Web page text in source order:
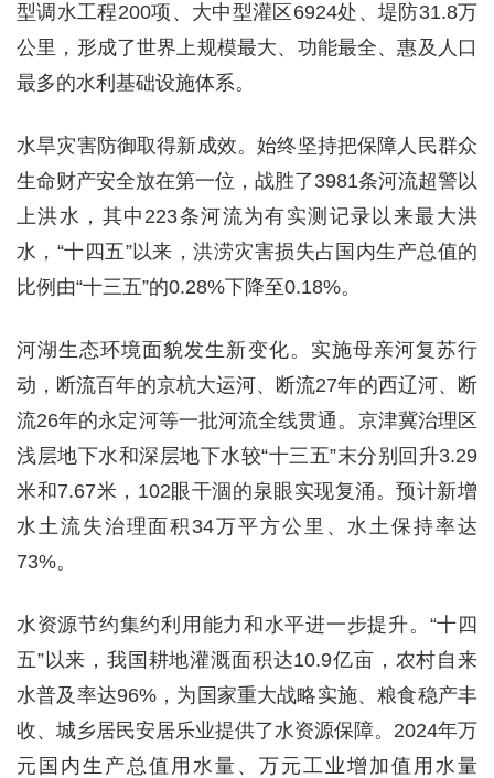
型调水工程200项、大中型灌区6924处、堤防31.8万
公里，形成了世界上规模最大、功能最全、惠及人口
最多的水利基础设施体系。
水旱灾害防御取得新成效。始终坚持把保障人民群众
生命财产安全放在第一位，战胜了3981条河流超警以
上洪水，其中223条河流为有实测记录以来最大洪
水，“十四五”以来，洪涝灾害损失占国内生产总值的
比例由“十三五”的0.28%下降至0.18%。
河湖生态环境面貌发生新变化。实施母亲河复苏行
动，断流百年的京杭大运河、断流27年的西辽河、断
流26年的永定河等一批河流全线贯通。京津冀治理区
浅层地下水和深层地下水较“十三五”末分别回升3.29
米和7.67米，102眼干涸的泉眼实现复涌。预计新增
水土流失治理面积34万平方公里、水土保持率达
73%。
水资源节约集约利用能力和水平进一步提升。“十四
五”以来，我国耕地灌溉面积达10.9亿亩，农村自来
水普及率达96%，为国家重大战略实施、粮食稳产丰
收、城乡居民安居乐业提供了水资源保障。2024年万
元国内生产总值用水量、万元工业增加值用水量